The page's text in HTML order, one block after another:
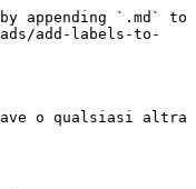
appending `.md` to
add-labels-to-
o qualsiasi altra